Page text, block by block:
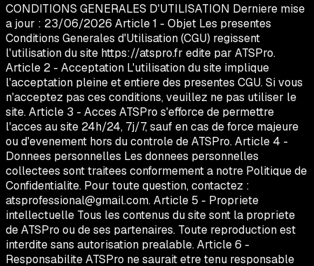
CONDITIONS GENERALES D'UTILISATION Derniere mise
a jour : 23/06/2026 Article 1 - Objet Les presentes
Conditions Generales d'Utilisation (CGU) regissent
l'utilisation du site https://atspro.fr edite par ATSPro.
Article 2 - Acceptation L'utilisation du site implique
l'acceptation pleine et entiere des presentes CGU. Si vous
n'acceptez pas ces conditions, veuillez ne pas utiliser le
site. Article 3 - Acces ATSPro s'efforce de permettre
l'acces au site 24h/24, 7j/7, sauf en cas de force majeure
ou d'evenement hors du controle de ATSPro. Article 4 -
Donnees personnelles Les donnees personnelles
collectees sont traitees conformement a notre Politique de
Confidentialite. Pour toute question, contactez :
atsprofessional@gmail.com. Article 5 - Propriete
intellectuelle Tous les contenus du site sont la propriete
de ATSPro ou de ses partenaires. Toute reproduction est
interdite sans autorisation prealable. Article 6 -
Responsabilite ATSPro ne saurait etre tenu responsable